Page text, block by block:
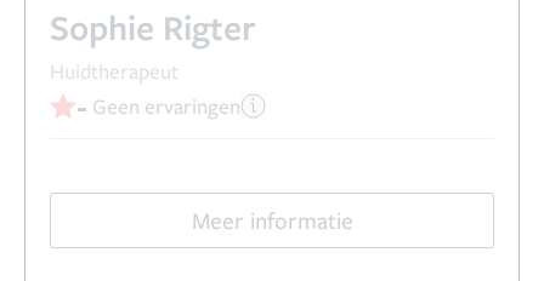
Sophie Rigter
Huidtherapeut
- Geen ervaringen
Meer informatie